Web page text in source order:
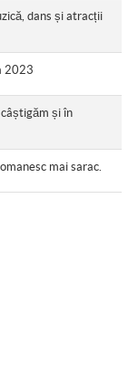
dans și atracții
2023
și în
mai sarac.